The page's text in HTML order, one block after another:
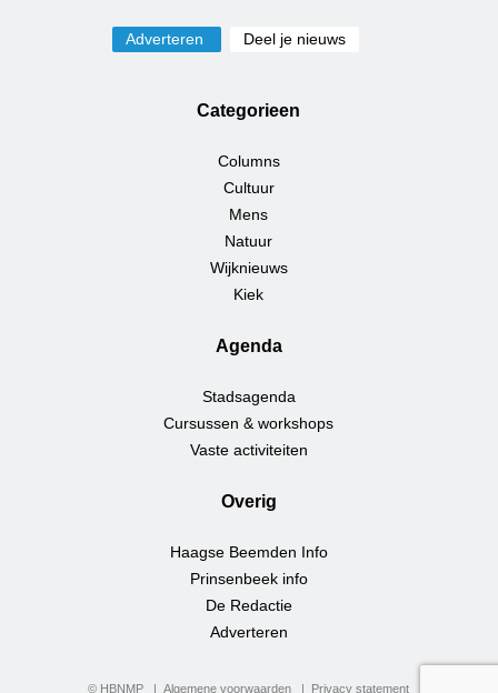
Adverteren Deel je nieuws
Categorieen
Columns
Cultuur
Mens
Natuur
Wijknieuws
Kiek
Agenda
Stadsagenda
Cursussen & workshops
Vaste activiteiten
Overig
Haagse Beemden Info
Prinsenbeek info
De Redactie
Adverteren
© HBNMP Algemene voorwaarden Privacy statement